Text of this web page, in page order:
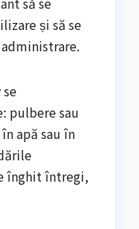
și să se
pulbere sau
apă sau în
înghit întregi,